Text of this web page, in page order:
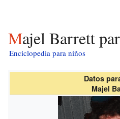
Majel Barrett
Enciclopedia para niños
Datos
Majel